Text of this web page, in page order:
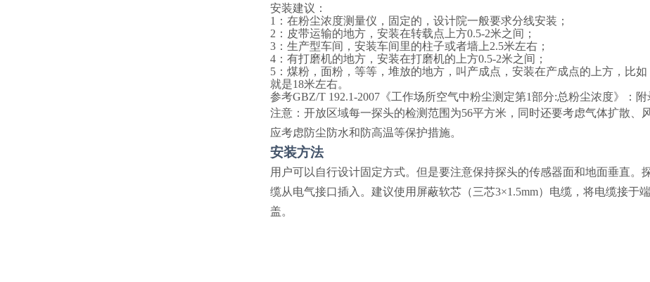
安装建议：
1：在粉尘浓度测量仪，固定的，设计院一般要求分线安装；
2：皮带运输的地方，安装在转载点上方0.5-2米之间；
3：生产型车间，安装车间里的柱子或者墙上2.5米左右；
4：有打磨机的地方，安装在打磨机的上方0.5-2米之间；
5：煤粉，面粉，等等，堆放的地方，叫产成点，安装在产成点的上方，比
就是18米左右。
参考GBZ/T 192.1-2007《工作场所空气中粉尘测定第1部分:总粉尘浓度》：
注意：开放区域每一探头的检测范围为56平方米，同时还要考虑气体扩散、
应考虑防尘防水和防高温等保护措施。
安装方法
用户可以自行设计固定方式。但是要注意保持探头的传感器面和地面垂直。
缆从电气接口插入。建议使用屏蔽软芯（三芯3×1.5mm）电缆，将电缆接于
盖。